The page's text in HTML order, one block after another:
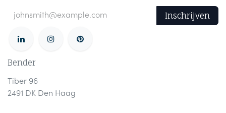
Inschrijven
Bender
Tiber 96
2491 DK Den Haag